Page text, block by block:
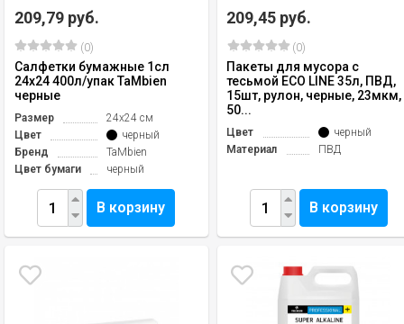
209,79 руб.
(0)
Салфетки бумажные 1сл
24х24 400л/упак TaMbien
черные
Размер
24х24 см
Цвет
черный
Бренд
TaMbien
Цвет бумаги
черный
В корзину
209,45 руб.
(0)
Пакеты для мусора с
тесьмой ECO LINE 35л, ПВД,
15шт, рулон, черные, 23мкм,
50...
Цвет
черный
Материал
ПВД
В корзину